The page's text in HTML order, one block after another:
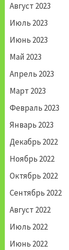
Август 2023
Июль 2023
Июнь 2023
Май 2023
Апрель 2023
Март 2023
Февраль 2023
Январь 2023
Декабрь 2022
Ноябрь 2022
Октябрь 2022
Сентябрь 2022
Август 2022
Июль 2022
Июнь 2022